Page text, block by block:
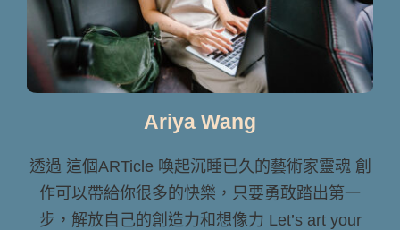
Ariya Wang
透過 這個ARTicle 喚起沉睡已久的藝術家靈魂 創
作可以帶給你很多的快樂，只要勇敢踏出第一
步，解放自己的創造力和想像力 Let’s art your